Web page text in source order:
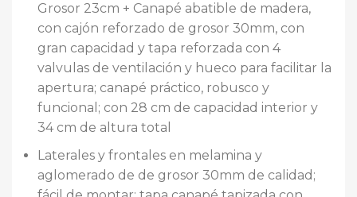
Grosor 23cm + Canapé abatible de madera,
con cajón reforzado de grosor 30mm, con
gran capacidad y tapa reforzada con 4
valvulas de ventilación y hueco para facilitar la
apertura; canapé práctico, robusco y
funcional; con 28 cm de capacidad interior y
34 cm de altura total
Laterales y frontales en melamina y
aglomerado de de grosor 30mm de calidad;